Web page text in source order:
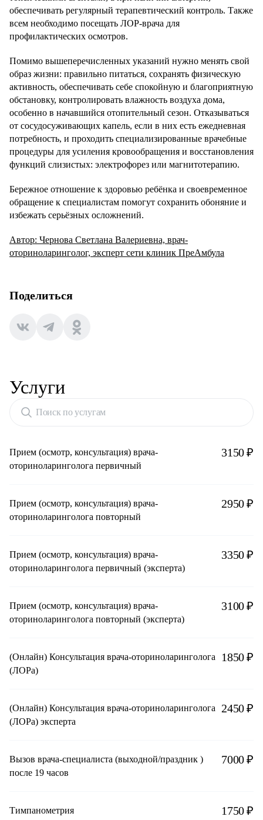
обеспечивать регулярный терапевтический контроль. Также
всем необходимо посещать ЛОР-врача для
профилактических осмотров.
Помимо вышеперечисленных указаний нужно менять свой
образ жизни: правильно питаться, сохранять физическую
активность, обеспечивать себе спокойную и благоприятную
обстановку, контролировать влажность воздуха дома,
особенно в начавшийся отопительный сезон. Отказываться
от сосудосуживающих капель, если в них есть ежедневная
потребность, и проходить специализированные врачебные
процедуры для усиления кровообращения и восстановления
функций слизистых: электрофорез или магнитотерапию.
Бережное отношение к здоровью ребёнка и своевременное
обращение к специалистам помогут сохранить обоняние и
избежать серьёзных осложнений.
Автор: Чернова Светлана Валериевна, врач-
оториноларинголог, эксперт сети клиник ПреАмбула
Поделиться
Услуги
Поиск по услугам
Прием (осмотр, консультация) врача-
оториноларинголога первичный
3150 ₽
Прием (осмотр, консультация) врача-
оториноларинголога повторный
2950 ₽
Прием (осмотр, консультация) врача-
оториноларинголога первичный (эксперта)
3350 ₽
Прием (осмотр, консультация) врача-
оториноларинголога повторный (эксперта)
3100 ₽
(Онлайн) Консультация врача-оториноларинголога
(ЛОРа)
1850 ₽
(Онлайн) Консультация врача-оториноларинголога
(ЛОРа) эксперта
2450 ₽
Вызов врача-специалиста (выходной/праздник )
после 19 часов
7000 ₽
Тимпанометрия 1750 ₽